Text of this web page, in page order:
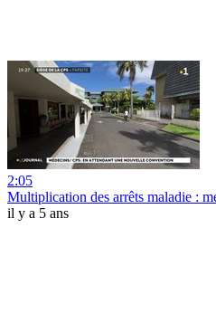
2:05
Multiplication des arrêts maladie :
il y a 5 ans